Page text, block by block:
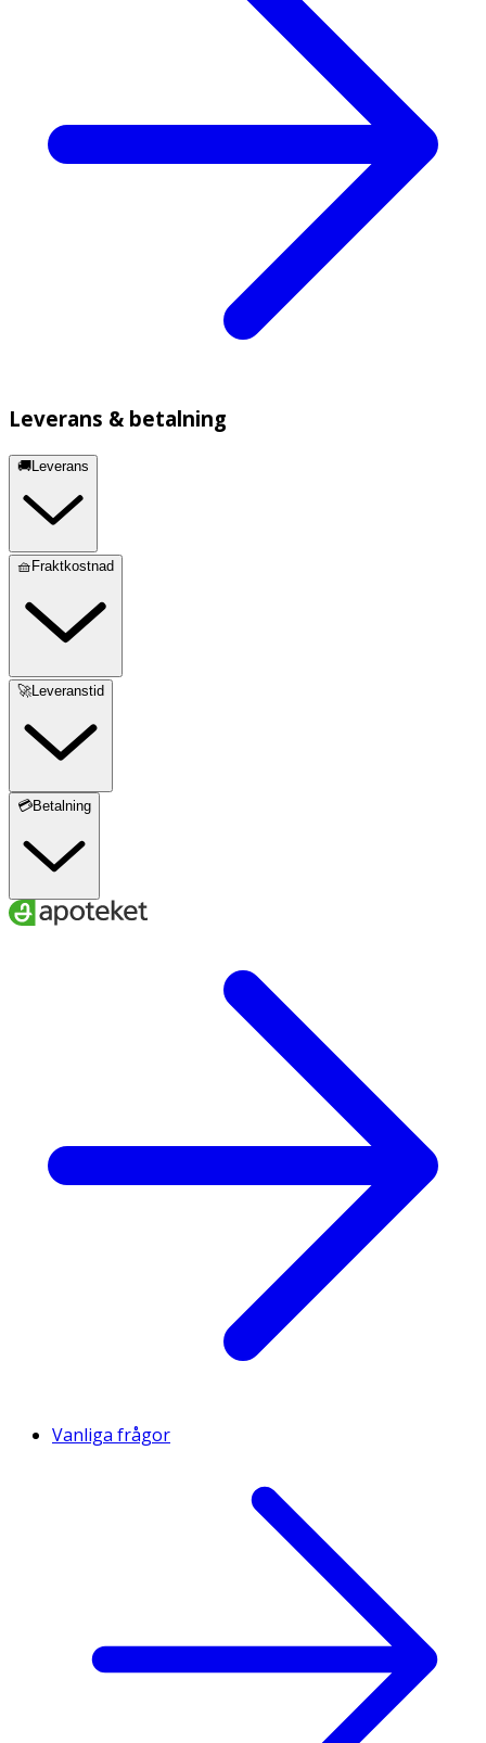
Leverans & betalning
🚚Leverans
🧺Fraktkostnad
🚀Leveranstid
💳Betalning
Vanliga frågor